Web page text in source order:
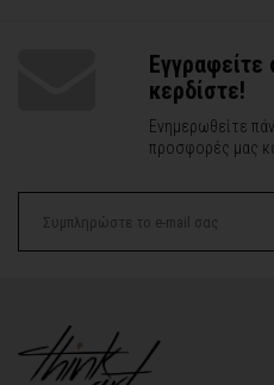
κερδίστε!
Ενημερωθείτε
προσφορές μας